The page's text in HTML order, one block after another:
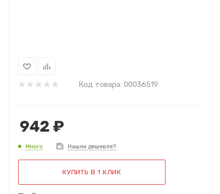
Код товара: 00036519
942 ₽
Много Нашли дешевле?
КУПИТЬ В 1 КЛИК